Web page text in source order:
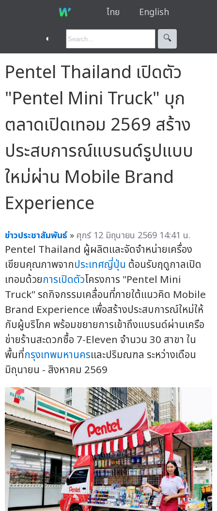
ไทย English
◐ 🔍︎
Pentel Thailand เปิดตัว
"Pentel Mini Truck" บุก
ตลาดเปิดเทอม 2569 สร้าง
ประสบการณ์แบรนด์รูปแบบ
ใหม่ผ่าน Mobile Brand
Experience
ข่าวประชาสัมพันธ์ » ศุกร์ 12 มิถุนายน 2569 14:41 น.
Pentel Thailand ผู้ผลิตและจัดจำหน่ายเครื่อง
เขียนคุณภาพจากประเทศญี่ปุ่น ต้อนรับฤดูกาลเปิด
เทอมด้วยการเปิดตัวโครงการ "Pentel Mini
Truck" รถกิจกรรมเคลื่อนที่ภายใต้แนวคิด Mobile
Brand Experience เพื่อสร้างประสบการณ์ใหม่ให้
กับผู้บริโภค พร้อมขยายการเข้าถึงแบรนด์ผ่านเครือ
ข่ายร้านสะดวกซื้อ 7-Eleven จำนวน 30 สาขา ใน
พื้นที่กรุงเทพมหานครและปริมณฑล ระหว่างเดือน
มิถุนายน - สิงหาคม 2569